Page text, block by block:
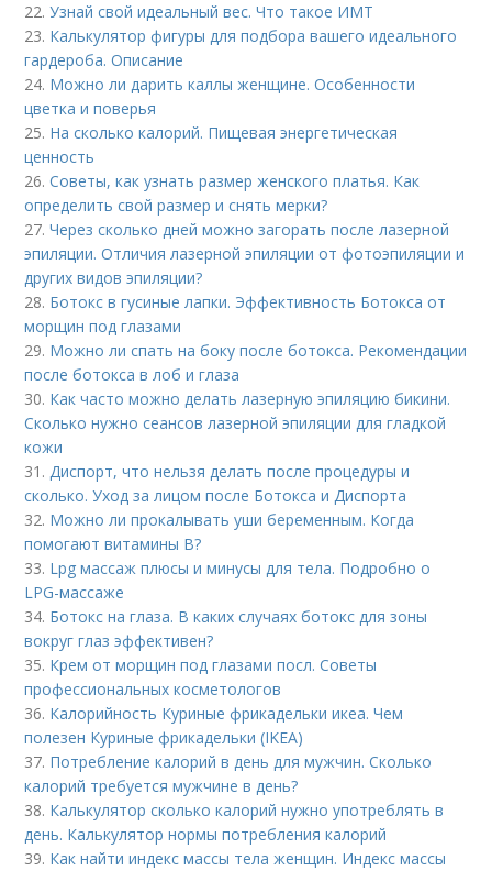
22.Узнай свой идеальный вес. Что такое ИМТ
23. Калькулятор фигуры для подбора вашего идеального
гардероба. Описание
24. Можно ли дарить каллы женщине. Особенности
цветка и поверья
25. На сколько калорий. Пищевая энергетическая
ценность
26.Советы, как узнать размер женского платья. Как
определить свой размер и снять мерки?
27.Через сколько дней можно загорать после лазерной
эпиляции. Отличия лазерной эпиляции от фотоэпиляции и
других видов эпиляции?
28. Ботокс в гусиные лапки. Эффективность Ботокса от
морщин под глазами
29. Можно ли спать на боку после ботокса. Рекомендации
после ботокса в лоб и глаза
30. Как часто можно делать лазерную эпиляцию бикини.
Сколько нужно сеансов лазерной эпиляции для гладкой
кожи
31.Диспорт, что нельзя делать после процедуры и
сколько. Уход за лицом после Ботокса и Диспорта
32. Можно ли прокалывать уши беременным. Когда
помогают витамины B?
33. Lpg массаж плюсы и минусы для тела. Подробно о
LPG-массаже
34. Ботокс на глаза. В каких случаях ботокс для зоны
вокруг глаз эффективен?
35. Крем от морщин под глазами посл. Советы
профессиональных косметологов
36. Калорийность Куриные фрикадельки икеа. Чем
полезен Куриные фрикадельки (IKEA)
37. Потребление калорий в день для мужчин. Сколько
калорий требуется мужчине в день?
38. Калькулятор сколько калорий нужно употреблять в
день. Калькулятор нормы потребления калорий
39. Как найти индекс массы тела женщин. Индекс массы